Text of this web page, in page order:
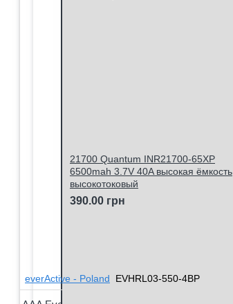
21700 Quantum INR21700-65XP
6500mah 3.7V 40A высокая ёмкость
высокотоковый
390.00 грн
everActive - Poland EVHRL03-550-4BP